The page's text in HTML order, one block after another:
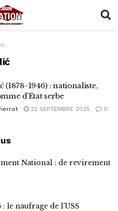
(1878-1946) : nationaliste,
d’État serbe
22 SEPTEMBRE 2025 0
National : de revirement
le naufrage de l’USS